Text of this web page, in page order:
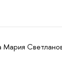
Мария